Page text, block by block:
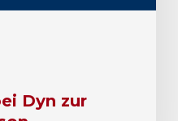
Dyn zur